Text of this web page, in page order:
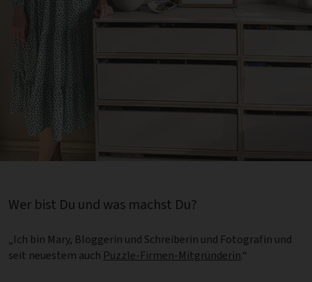
Wer bist Du und was machst Du?
„Ich bin Mary, Bloggerin und Schreiberin und Fotografin und
seit neuestem auch Puzzle-Firmen-Mitgründerin.“